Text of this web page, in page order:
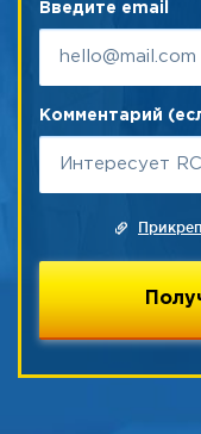
Введите email
Комментарий